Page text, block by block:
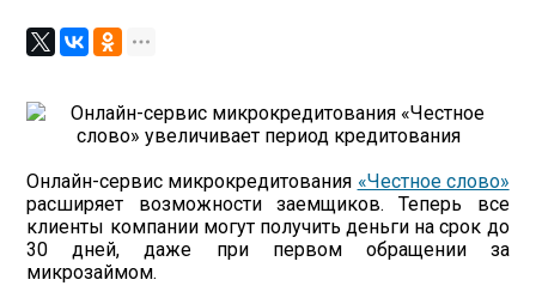
Онлайн-сервис микрокредитования «Честное слово»
расширяет возможности заемщиков. Теперь все
клиенты компании могут получить деньги на срок до
30 дней, даже при первом обращении за
микрозаймом.